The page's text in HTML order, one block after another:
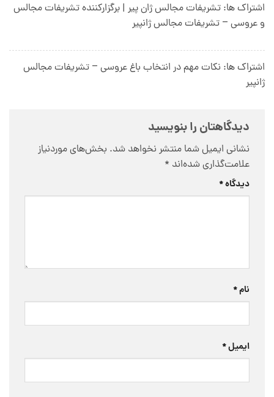
اشتراک ها: تشریفات مجالس ژان پیر | برگزارکننده تشریفات مجالس
و عروسی – تشریفات مجالس ژانپیر
اشتراک ها: نکات مهم در انتخاب باغ عروسی – تشریفات مجالس
ژانپیر
دیدگاهتان را بنویسید
نشانی ایمیل شما منتشر نخواهد شد. بخش‌های موردنیاز
علامت‌گذاری شده‌اند *
دیدگاه*
نام*
ایمیل*